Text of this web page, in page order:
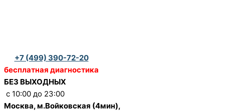
+7 (499) 390-72-20
бесплатная диагностика
БЕЗ ВЫХОДНЫХ
c 10:00 до 23:00
Москва, м.Войковская (4мин),